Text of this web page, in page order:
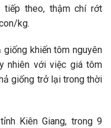
tiếp theo, thậm chí rớt
kg.
giống khiến tôm nguyên
nhiên với việc giá tôm
giống trở lại trong thời
Kiên Giang, trong 9